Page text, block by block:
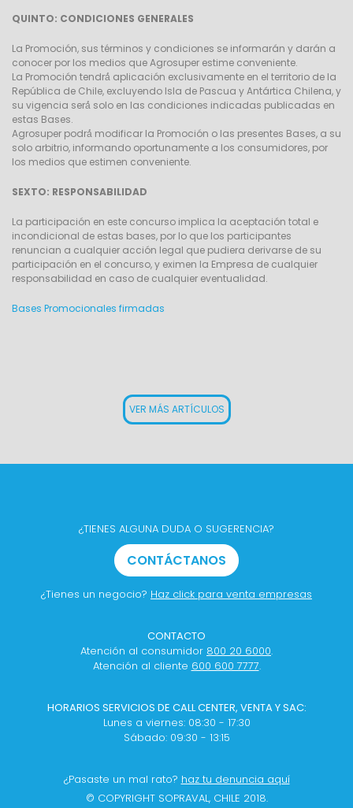
QUINTO: CONDICIONES GENERALES
La Promoción, sus términos y condiciones se informarán y darán a
conocer por los medios que Agrosuper estime conveniente.
La Promoción tendrá́ aplicación exclusivamente en el territorio de la
República de Chile, excluyendo Isla de Pascua y Antártica Chilena, y
su vigencia será́ solo en las condiciones indicadas publicadas en
estas Bases.
Agrosuper podrá́ modificar la Promoción o las presentes Bases, a su
solo arbitrio, informando oportunamente a los consumidores, por
los medios que estimen conveniente.
SEXTO: RESPONSABILIDAD
La participación en este concurso implica la aceptación total e
incondicional de estas bases, por lo que los participantes
renuncian a cualquier acción legal que pudiera derivarse de su
participación en el concurso, y eximen la Empresa de cualquier
responsabilidad en caso de cualquier eventualidad.
Bases Promocionales firmadas
VER MÁS ARTÍCULOS
¿TIENES ALGUNA DUDA O SUGERENCIA?
CONTÁCTANOS
¿Tienes un negocio? Haz click para venta empresas
CONTACTO
Atención al consumidor 800 20 6000.
Atención al cliente 600 600 7777.
HORARIOS SERVICIOS DE CALL CENTER, VENTA Y SAC:
Lunes a viernes: 08:30 - 17:30
Sábado: 09:30 - 13:15
¿Pasaste un mal rato? haz tu denuncia aquí
© COPYRIGHT SOPRAVAL, CHILE 2018.